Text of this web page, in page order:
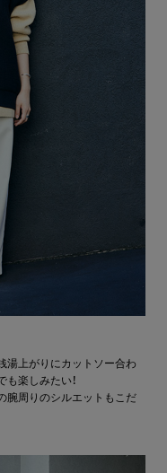
湯上がりにカットソー合わ
楽しみたい！
腕周りのシルエットもこだ